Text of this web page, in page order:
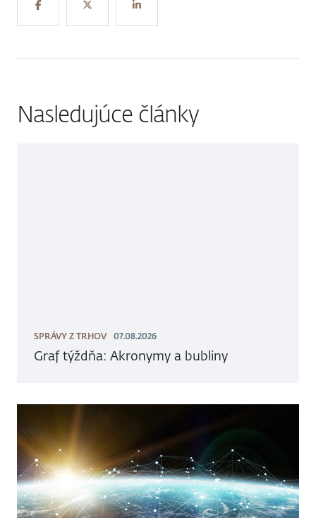
Nasledujúce články
SPRÁVY Z TRHOV 07.08.2026
Graf týždňa: Akronymy a bubliny